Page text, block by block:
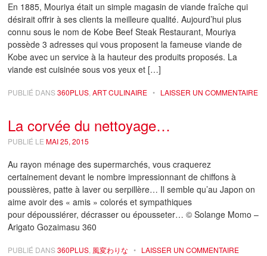
En 1885, Mouriya était un simple magasin de viande fraîche qui
désirait offrir à ses clients la meilleure qualité. Aujourd’hui plus
connu sous le nom de Kobe Beef Steak Restaurant, Mouriya
possède 3 adresses qui vous proposent la fameuse viande de
Kobe avec un service à la hauteur des produits proposés. La
viande est cuisinée sous vos yeux et […]
PUBLIÉ DANS360PLUS ,ART CULINAIRE • LAISSER UN COMMENTAIRE
La corvée du nettoyage…
PUBLIÉ LEMAI 25, 2015
Au rayon ménage des supermarchés, vous craquerez
certainement devant le nombre impressionnant de chiffons à
poussières, patte à laver ou serpillère… Il semble qu’au Japon on
aime avoir des « amis » colorés et sympathiques
pour dépoussiérer, décrasser ou épousseter… © Solange Momo –
Arigato Gozaimasu 360
PUBLIÉ DANS360PLUS 風変わりな • LAISSER UN COMMENTAIRE